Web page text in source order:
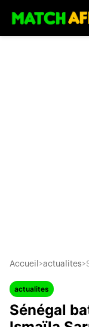
Accueil >actualites>
actualites
Sénégal